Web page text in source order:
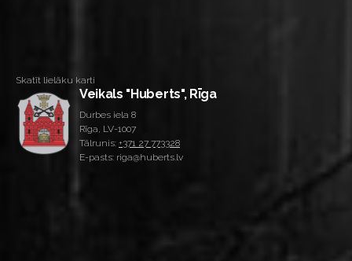
Skatīt lielāku karti
Veikals "Huberts", Rīga
Durbes iela 8
Rīga, LV-1007
Tālrunis: +371 27 773328
E-pasts: riga@huberts.lv